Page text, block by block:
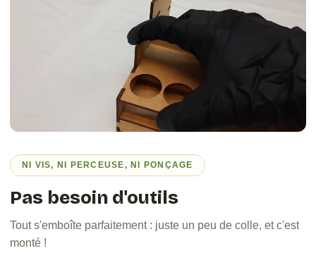
NI VIS, NI PERCEUSE, NI PONÇAGE
Pas besoin d'outils
Tout s'emboîte parfaitement : juste un peu de colle, et c'est
monté !